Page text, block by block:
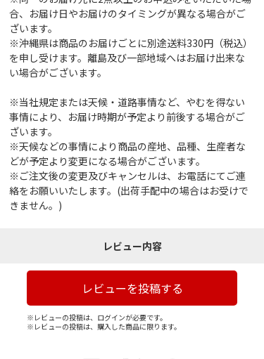
合、お届け日やお届けのタイミングが異なる場合がご
ざいます。
※沖縄県は商品のお届けごとに別途送料330円（税込）
を申し受けます。離島及び一部地域へはお届け出来な
い場合がございます。
※当社規定または天候・道路事情など、やむを得ない
事情により、お届け時期が予定より前後する場合がご
ざいます。
※天候などの事情により商品の産地、品種、生産者な
どが予定より変更になる場合がございます。
※ご注文後の変更及びキャンセルは、お電話にてご連
絡をお願いいたします。(出荷手配中の場合はお受けで
きません。)
レビュー内容
レビューを投稿する
※レビューの投稿は、ログインが必要です。
※レビューの投稿は、購入した商品に限ります。